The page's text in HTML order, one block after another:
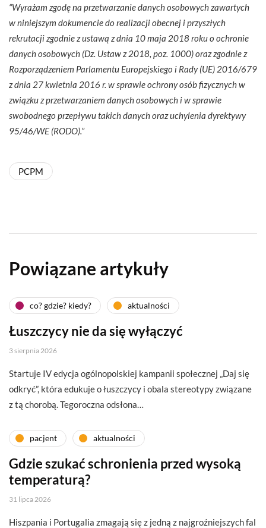
“Wyrażam zgodę na przetwarzanie danych osobowych zawartych
w niniejszym dokumencie do realizacji obecnej i przyszłych
rekrutacji zgodnie z ustawą z dnia 10 maja 2018 roku o ochronie
danych osobowych (Dz. Ustaw z 2018, poz. 1000) oraz zgodnie z
Rozporządzeniem Parlamentu Europejskiego i Rady (UE) 2016/679
z dnia 27 kwietnia 2016 r. w sprawie ochrony osób fizycznych w
związku z przetwarzaniem danych osobowych i w sprawie
swobodnego przepływu takich danych oraz uchylenia dyrektywy
95/46/WE (RODO).”
PCPM
Powiązane artykuły
co? gdzie? kiedy? aktualności
Łuszczycy nie da się wyłączyć
3 sierpnia 2026
Startuje IV edycja ogólnopolskiej kampanii społecznej „Daj się
odkryć”, która edukuje o łuszczycy i obala stereotypy związane
z tą chorobą. Tegoroczna odsłona…
pacjent aktualności
Gdzie szukać schronienia przed wysoką
temperaturą?
31 lipca 2026
Hiszpania i Portugalia zmagają się z jedną z najgroźniejszych fal